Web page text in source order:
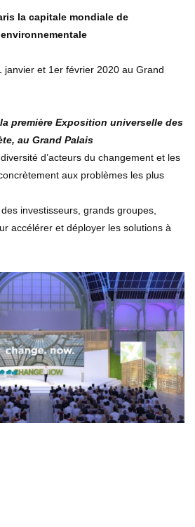
la capitale mondiale de
janvier et 1er février 2020 au Grand
première Exposition universelle des
au Grand Palais
d’acteurs du changement et les
aux problèmes les plus
investisseurs, grands groupes,
accélérer et déployer les solutions à